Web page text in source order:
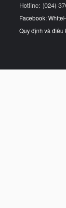
Hotline: (024)
Facebook:
Quy định và điều